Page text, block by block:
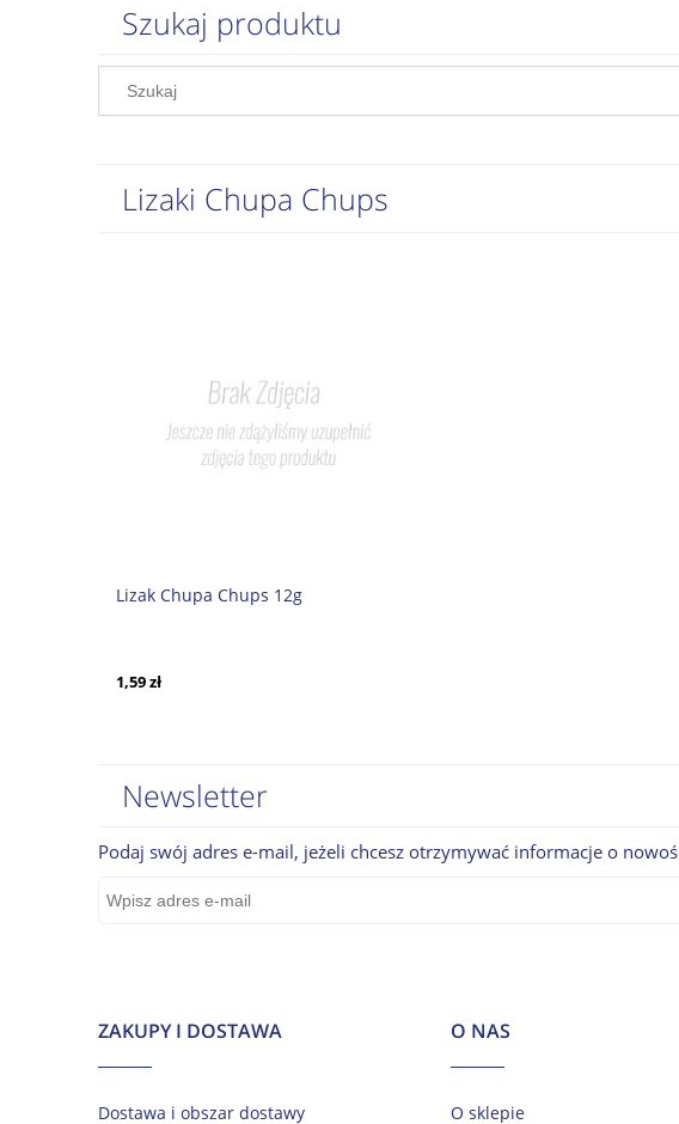
Szukaj produktu
Lizaki Chupa Chups
Lizak Chupa Chups 12g
1,59 zł
Newsletter
Podaj swój adres e-mail, jeżeli chcesz otrzymywać informacje o
ZAKUPY I DOSTAWA
Dostawa i obszar dostawy
O NAS
O sklepie